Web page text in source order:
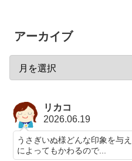
アーカイブ
リカコ
2026.06.19
うさぎいぬ様どんな印象を与
によってもかわるので...